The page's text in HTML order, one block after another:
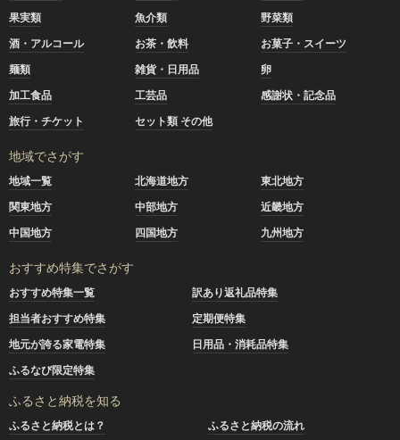
果実類
魚介類
野菜類
酒・アルコール
お茶・飲料
お菓子・スイーツ
麺類
雑貨・日用品
卵
加工食品
工芸品
感謝状・記念品
旅行・チケット
セット類 その他
地域でさがす
地域一覧 北海道地方
東北地方
関東地方
中部地方
近畿地方
中国地方
四国地方 九州地方
おすすめ特集でさがす
おすすめ特集一覧
訳あり返礼品特集
担当者おすすめ特集
定期便特集
地元が誇る家電特集
日用品・消耗品特集
ふるなび限定特集
ふるさと納税を知る
ふるさと納税とは？
ふるさと納税の流れ